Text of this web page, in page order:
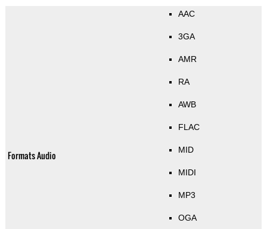
Formats Audio
AAC
3GA
AMR
RA
AWB
FLAC
MID
MIDI
MP3
OGA